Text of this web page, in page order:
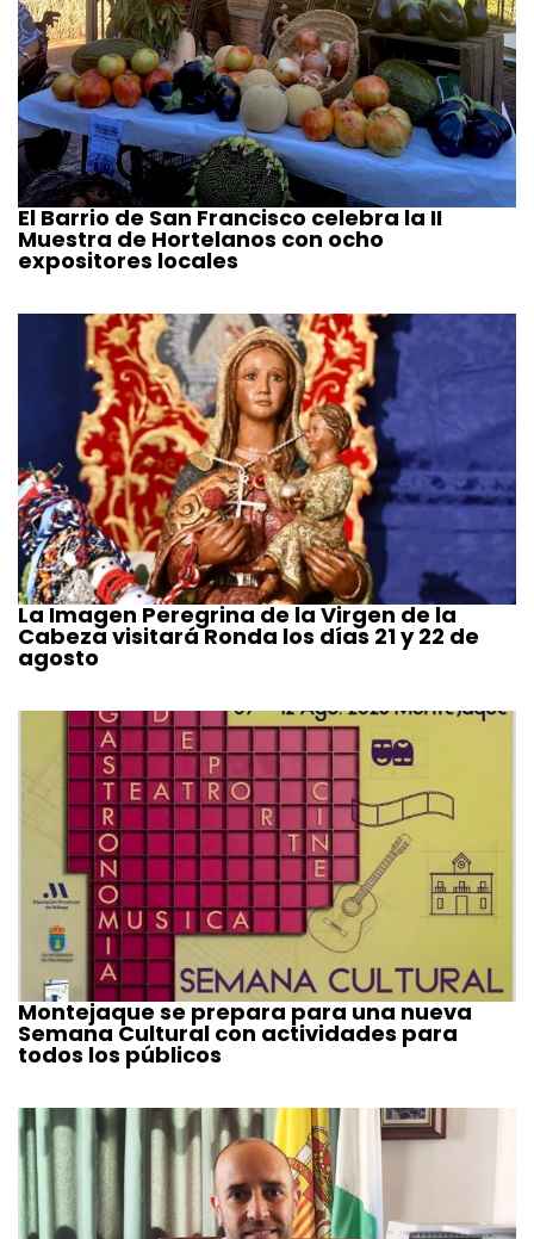
El Barrio de San Francisco celebra la II
Muestra de Hortelanos con ocho
expositores locales
La Imagen Peregrina de la Virgen de la
Cabeza visitará Ronda los días 21 y 22 de
agosto
Montejaque se prepara para una nueva
Semana Cultural con actividades para
todos los públicos